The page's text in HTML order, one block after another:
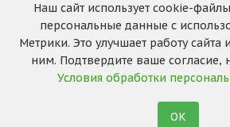
2026 © «За
Запуск сайта —
Наш сайт использует cookie-
персональные данные с
Метрики. Это улучшает работу сайта
ним. Подтвердите ваше согласие,
Условия обработки
ОК